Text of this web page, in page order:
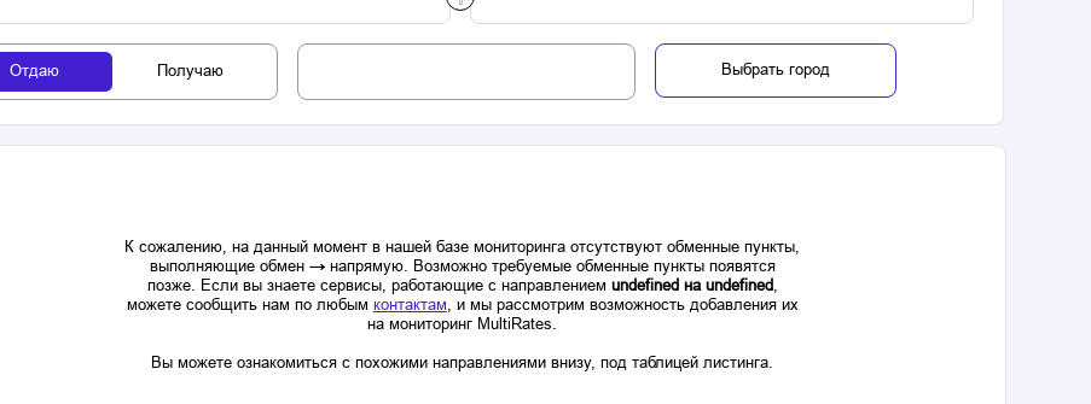
Отдаю Получаю Выбрать город
К сожалению, на данный момент в нашей базе мониторинга отсутствуют обменные пункты,
выполняющие обмен → напрямую. Возможно требуемые обменные пункты появятся
позже. Если вы знаете сервисы, работающие с направлением undefined на undefined,
можете сообщить нам по любым контактам, и мы рассмотрим возможность добавления их
на мониторинг MultiRates.
Вы можете ознакомиться с похожими направлениями внизу, под таблицей листинга.